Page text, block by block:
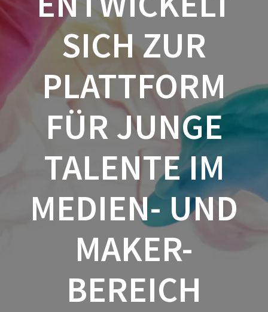
SICH ZUR
PLATTFORM
FÜR JUNGE
TALENTE IM
MEDIEN- UND
MAKER-
BEREICH